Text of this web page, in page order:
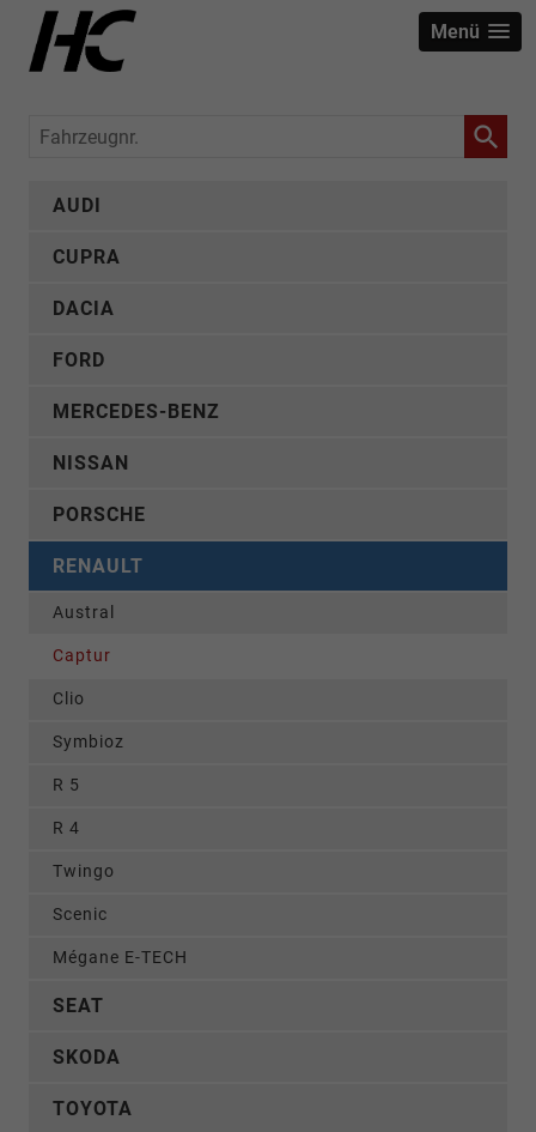
Menü
Fahrzeugnr.
AUDI
CUPRA
DACIA
FORD
MERCEDES-BENZ
NISSAN
PORSCHE
RENAULT
Austral
Captur
Clio
Symbioz
R 5
R 4
Twingo
Scenic
Mégane E-TECH
SEAT
SKODA
TOYOTA